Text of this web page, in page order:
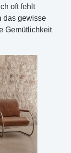
oft fehlt
das gewisse
Gemütlichkeit